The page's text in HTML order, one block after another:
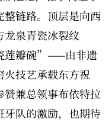
整链路。顶层是向西
泉青瓷冰裂纹
莲瓣碗”——由非遗
技艺承载东方祝
兼总领事布依特拉
队的激励，也期待